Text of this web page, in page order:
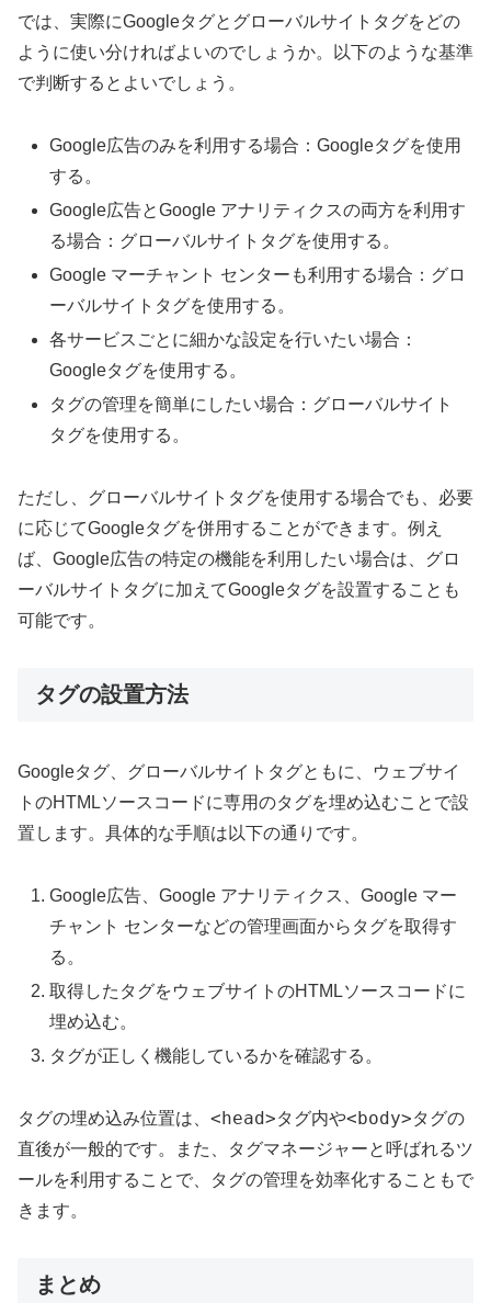
では、実際にGoogleタグとグローバルサイトタグをどの
ように使い分ければよいのでしょうか。以下のような基準
で判断するとよいでしょう。
Google広告のみを利用する場合：Googleタグを使用
する。
Google広告とGoogle アナリティクスの両方を利用す
る場合：グローバルサイトタグを使用する。
Google マーチャント センターも利用する場合：グロ
ーバルサイトタグを使用する。
各サービスごとに細かな設定を行いたい場合：
Googleタグを使用する。
タグの管理を簡単にしたい場合：グローバルサイト
タグを使用する。
ただし、グローバルサイトタグを使用する場合でも、必要
に応じてGoogleタグを併用することができます。例え
ば、Google広告の特定の機能を利用したい場合は、グロ
ーバルサイトタグに加えてGoogleタグを設置することも
可能です。
タグの設置方法
Googleタグ、グローバルサイトタグともに、ウェブサイ
トのHTMLソースコードに専用のタグを埋め込むことで設
置します。具体的な手順は以下の通りです。
Google広告、Google アナリティクス、Google マー
チャント センターなどの管理画面からタグを取得す
る。
取得したタグをウェブサイトのHTMLソースコードに
埋め込む。
タグが正しく機能しているかを確認する。
タグの埋め込み位置は、 <head>タグ内や<body>タグの
直後が一般的です。また、タグマネージャーと呼ばれるツ
ールを利用することで、タグの管理を効率化することもで
きます。
まとめ